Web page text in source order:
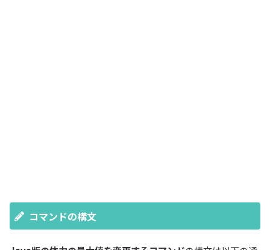
コマンドの構文